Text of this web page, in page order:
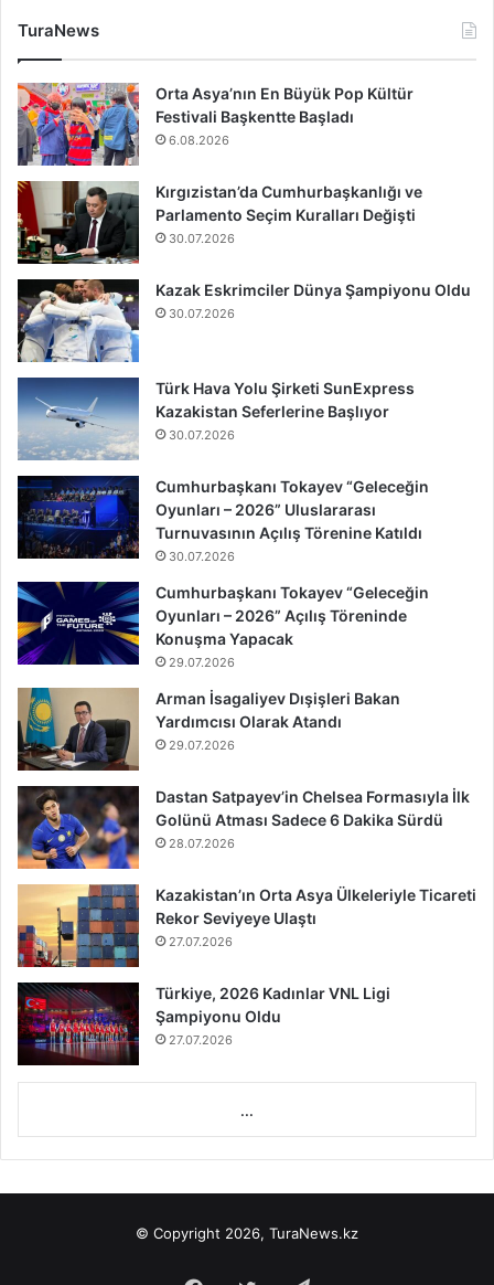
TuraNews
Orta Asya’nın En Büyük Pop Kültür
Festivali Başkentte Başladı
6.08.2026
Kırgızistan’da Cumhurbaşkanlığı ve
Parlamento Seçim Kuralları Değişti
30.07.2026
Kazak Eskrimciler Dünya Şampiyonu Oldu
30.07.2026
Türk Hava Yolu Şirketi SunExpress
Kazakistan Seferlerine Başlıyor
30.07.2026
Cumhurbaşkanı Tokayev “Geleceğin
Oyunları – 2026” Uluslararası
Turnuvasının Açılış Törenine Katıldı
30.07.2026
Cumhurbaşkanı Tokayev “Geleceğin
Oyunları – 2026” Açılış Töreninde
Konuşma Yapacak
29.07.2026
Arman İsagaliyev Dışişleri Bakan
Yardımcısı Olarak Atandı
29.07.2026
Dastan Satpayev’in Chelsea Formasıyla İlk
Golünü Atması Sadece 6 Dakika Sürdü
28.07.2026
Kazakistan’ın Orta Asya Ülkeleriyle Ticareti
Rekor Seviyeye Ulaştı
27.07.2026
Türkiye, 2026 Kadınlar VNL Ligi
Şampiyonu Oldu
27.07.2026
...
© Copyright 2026, TuraNews.kz